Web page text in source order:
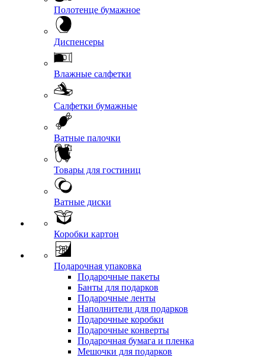
Полотенце бумажное
Диспенсеры
Влажные салфетки
Салфетки бумажные
Ватные палочки
Товары для гостиниц
Ватные диски
Коробки картон
Подарочная упаковка
Подарочные пакеты
Банты для подарков
Подарочные ленты
Наполнители для подарков
Подарочные коробки
Подарочные конверты
Подарочная бумага и пленка
Мешочки для подарков